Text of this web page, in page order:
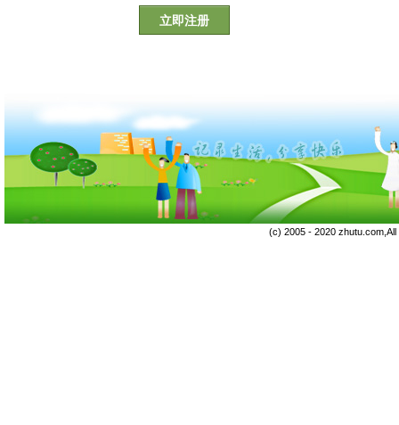
立即注册
(c) 2005 - 2020